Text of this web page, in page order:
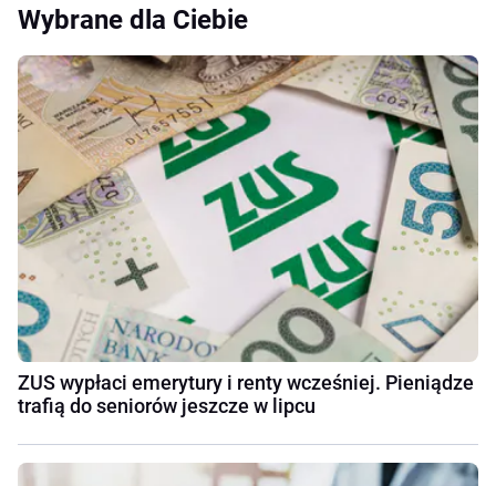
Wybrane dla Ciebie
ZUS wypłaci emerytury i renty wcześniej. Pieniądze
trafią do seniorów jeszcze w lipcu